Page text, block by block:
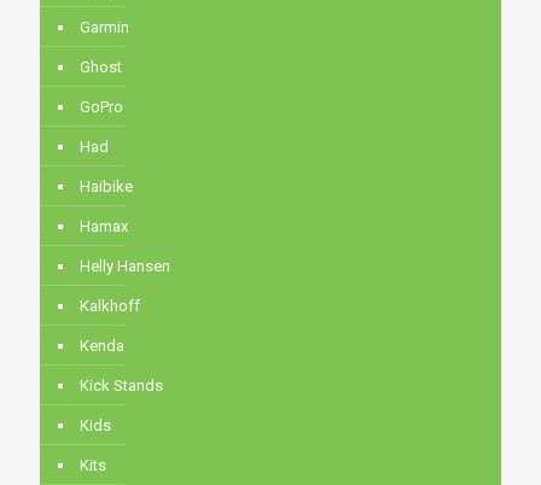
Garmin
Ghost
GoPro
Had
Haibike
Hamax
Helly Hansen
Kalkhoff
Kenda
Kick Stands
Kids
Kits